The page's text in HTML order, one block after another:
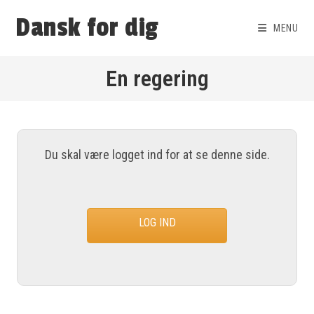
Dansk for dig MENU
En regering
Du skal være logget ind for at se denne side.
LOG IND